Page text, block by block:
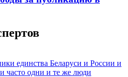
единства Беларуси и России и
часто одни и те же люди